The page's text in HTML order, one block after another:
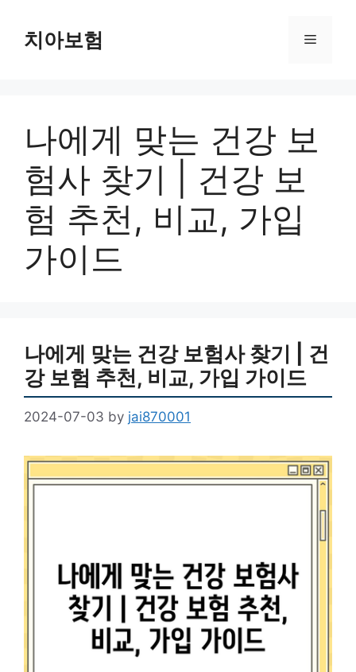
content치아보험 Menu
나에게 맞는 건강 보
험사 찾기 | 건강 보
험 추천, 비교, 가입
가이드
나에게 맞는 건강 보험사 찾기 | 건
강 보험 추천, 비교, 가입 가이드
2024-07-03 by jai870001